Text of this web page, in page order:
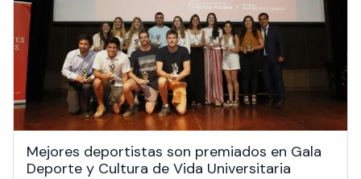
Mejores deportistas son premiados en Gala
Deporte y Cultura de Vida Universitaria